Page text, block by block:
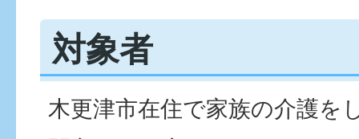
対象者
木更津市在住で家族の介護を